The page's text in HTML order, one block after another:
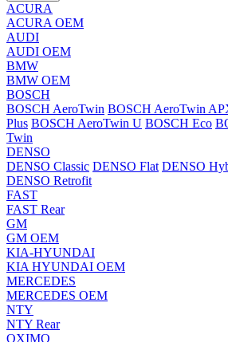
ACURA
ACURA OEM
AUDI
AUDI OEM
BMW
BMW OEM
BOSCH
BOSCH AeroTwin BOSCH AeroTwin
Plus BOSCH AeroTwin U BOSCH Eco
Twin
DENSO
DENSO Classic DENSO Flat DENSO
DENSO Retrofit
FAST
FAST Rear
GM
GM OEM
KIA-HYUNDAI
KIA HYUNDAI OEM
MERCEDES
MERCEDES OEM
NTY
NTY Rear
OXIMO